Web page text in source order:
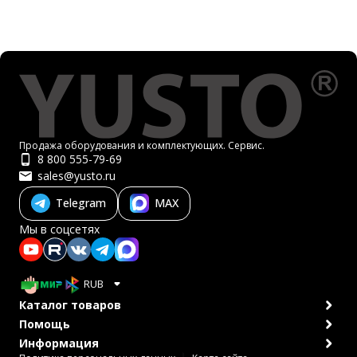
Продажа оборудования и комплектующих. Сервис.
8 800 555-79-69
sales@yusto.ru
Telegram
MAX
Мы в соцсетях
RUB
Каталог товаров
Помощь
Информация